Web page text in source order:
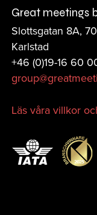
Great meetings
Slottsgatan 8A,
Karlstad
+46 (0)19-16 60
Läs våra villkor